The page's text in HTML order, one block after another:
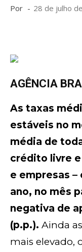
Por - 28 de julho
AGÊNCIA
As taxas
estáveis no
média de
crédito livre
e empresas –
ano, no mês
negativa de
(p.p.). Ainda
mais elevado,